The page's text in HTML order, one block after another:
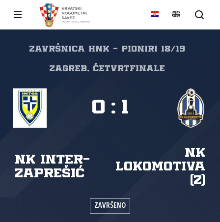
Završnica HNK - PIONIRI 18/19
ZAGREB, Četvrtfinale
NK Inter-
Zaprešić
NK
Lokomotiva
(Z)
0 : 1
ZAVRŠENO